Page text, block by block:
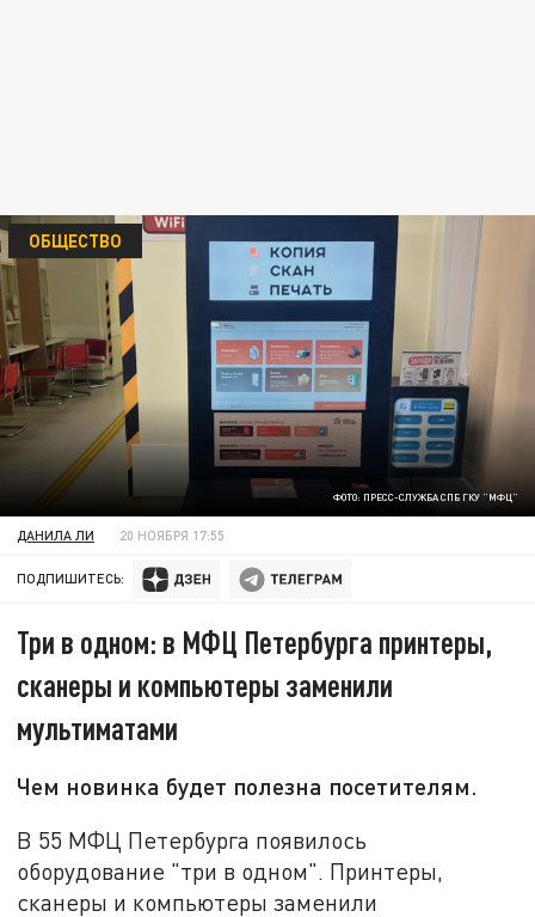
ФОТО: ПРЕСС-СЛУЖБА СПБ ГКУ "МФЦ"
ОБЩЕСТВО
ДАНИЛА ЛИ 20 НОЯБРЯ 17:55
ПОДПИШИТЕСЬ:
Три в одном: в МФЦ Петербурга принтеры,
сканеры и компьютеры заменили
мультиматами
Чем новинка будет полезна посетителям.
В 55 МФЦ Петербурга появилось
оборудование "три в одном". Принтеры,
сканеры и компьютеры заменили